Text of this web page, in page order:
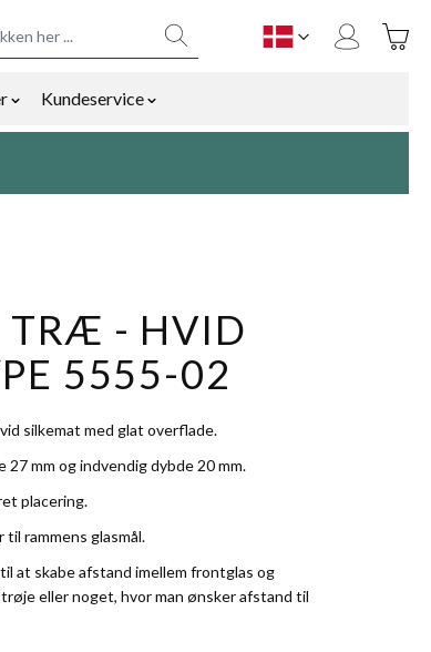
Kundeservice
DK
TRÆ - HVID
5555-02
silkemat med glat overflade.
27 mm og indvendig dybde 20 mm.
placering.
rammens glasmål.
at skabe afstand imellem frontglas og
eller noget, hvor man ønsker afstand til